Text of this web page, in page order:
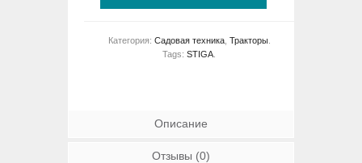
Категория: Садовая техника, Тракторы.
Tags: STIGA
Описание
Отзывы (0)